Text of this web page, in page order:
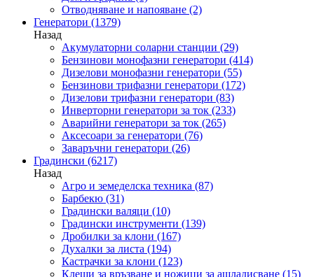
Отводняване и напояване (2)
Генератори (1379)
Назад
Акумулаторни соларни станции (29)
Бензинови монофазни генератори (414)
Дизелови монофазни генератори (55)
Бензинови трифазни генератори (172)
Дизелови трифазни генератори (83)
Инверторни генератори за ток (233)
Аварийни генератори за ток (265)
Аксесоари за генератори (76)
Заваръчни генератори (26)
Градински (6217)
Назад
Агро и земеделска техника (87)
Барбекю (31)
Градински валяци (10)
Градински инструменти (139)
Дробилки за клони (167)
Духалки за листа (194)
Кастрачки за клони (123)
Клещи за връзване и ножици за ашладисване (15)